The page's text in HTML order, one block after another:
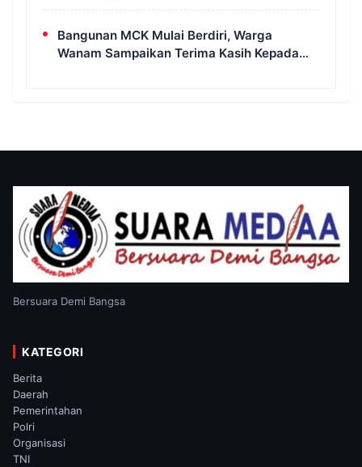
Kampung Wanam Hampir Rampung
Bangunan MCK Mulai Berdiri, Warga
Wanam Sampaikan Terima Kasih Kepada
Bersuara Demi Bangsa
KATEGORI
Berita
Daerah
Pemerintahan
Polri
Organisasi
TNI